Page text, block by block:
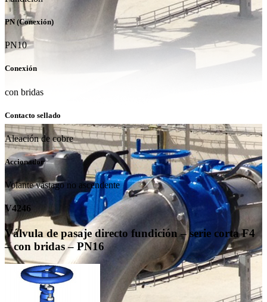
PN (Conexión)
PN10
Conexión
con bridas
Contacto sellado
Aleación de cobre
Accionador
Volante vástago no ascendente
V4246
Válvula de pasaje directo fundición – serie corta F4
– con bridas – PN16